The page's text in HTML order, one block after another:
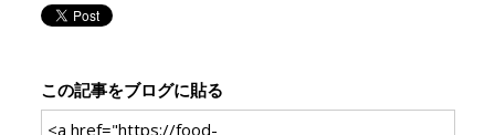
この記事をブログに貼る
<a href="https://food-